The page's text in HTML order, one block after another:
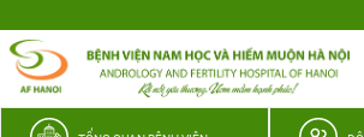
thương